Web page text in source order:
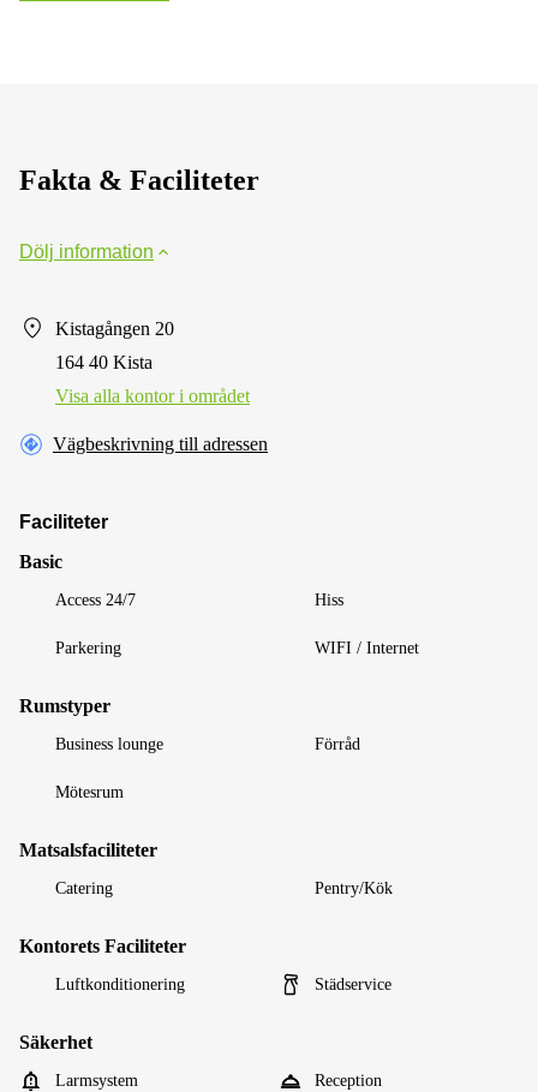
Fakta & Faciliteter
Dölj information
Kistagången 20
164 40 Kista
Visa alla kontor i området
Vägbeskrivning till adressen
Faciliteter
Basic
Access 24/7 Hiss
Parkering WIFI / Internet
Rumstyper
Business lounge Förråd
Mötesrum
Matsalsfaciliteter
Catering Pentry/Kök
Kontorets Faciliteter
Luftkonditionering Städservice
Säkerhet
Larmsystem Reception